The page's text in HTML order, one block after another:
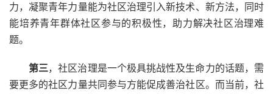
力，凝聚青年力量能为社区治理引入新技术、新方法，同时
能培养青年群体社区参与的积极性，助力解决社区治理难
题。
第三，社区治理是一个极具挑战性及生命力的话题，需
要更多的社区力量共同参与方能促成善治社区。而当前，社